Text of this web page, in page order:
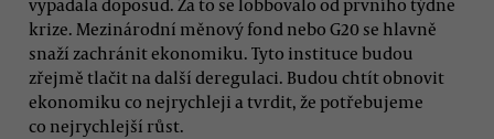
vypadala doposud. Za to se lobbovalo od prvního týdne
krize. Mezinárodní měnový fond nebo G20 se hlavně
snaží zachránit ekonomiku. Tyto instituce budou
zřejmě tlačit na další deregulaci. Budou chtít obnovit
ekonomiku co nejrychleji a tvrdit, že potřebujeme
co nejrychlejší růst.